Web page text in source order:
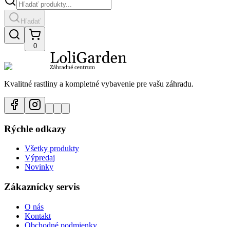
Hľadať
0
Kvalitné rastliny a kompletné vybavenie pre vašu záhradu.
Rýchle odkazy
Všetky produkty
Výpredaj
Novinky
Zákaznícky servis
O nás
Kontakt
Obchodné podmienky